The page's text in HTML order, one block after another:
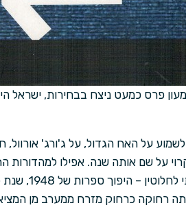
שמעון פרס כמעט ניצח בבחירות,
על שם אותה שנה. אפילו
שבה בחר
רחוקה כרחוק מזרח ממערב מן